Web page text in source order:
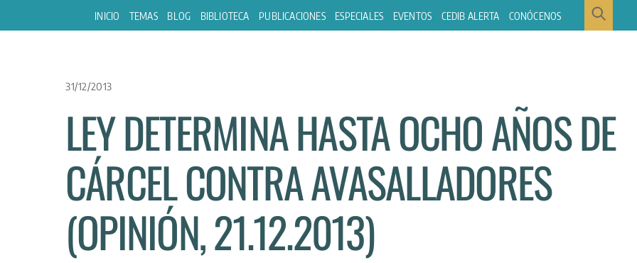
INICIO TEMAS BLOG BIBLIOTECA PUBLICACIONES ESPECIALES EVENTOS CEDIB ALERTA CONÓCENOS
31/12/2013
LEY DETERMINA HASTA OCHO AÑOS DE
CÁRCEL CONTRA AVASALLADORES
(OPINIÓN, 21.12.2013)